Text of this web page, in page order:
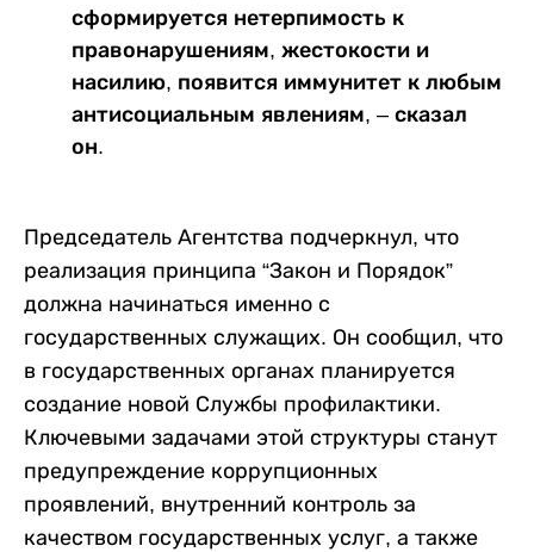
сформируется нетерпимость к
правонарушениям, жестокости и
насилию, появится иммунитет к любым
антисоциальным явлениям, – сказал
он.
Председатель Агентства подчеркнул, что
реализация принципа “Закон и Порядок”
должна начинаться именно с
государственных служащих. Он сообщил, что
в государственных органах планируется
создание новой Службы профилактики.
Ключевыми задачами этой структуры станут
предупреждение коррупционных
проявлений, внутренний контроль за
качеством государственных услуг, а также